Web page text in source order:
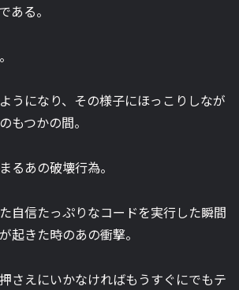
ある。
うになり、その様子にほっこりしなが
もつかの間。
るあの破壊行為。
自信たっぷりなコードを実行した瞬間
起きた時のあの衝撃。
さえにいかなければもうすぐにでもテ